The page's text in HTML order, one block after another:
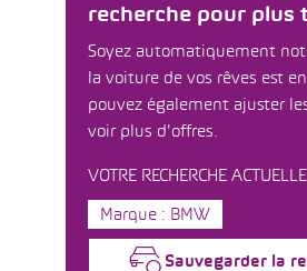
recherche pour plus
Soyez automatiquement
la voiture de vos rêves est
pouvez également ajuster
voir plus d'offres.
VOTRE RECHERCHE
Marque : BMW
Sauvegarder la